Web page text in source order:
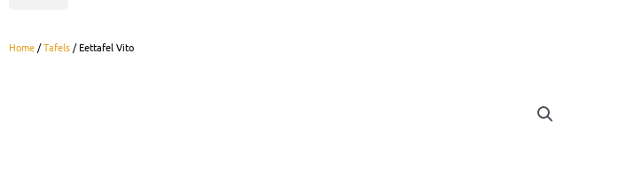
Home/Tafels/ Eettafel Vito